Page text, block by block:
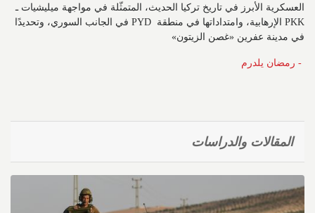
العسكرية الأبرز في تاريخ تركيا الحديث، المتمثّلة في مواجهة ميليشيات ـ
PKK الإرهابية، وامتداداتها في منطقة PYD في الجانب السوري، وتحديدًا
في مدينة عفرين «غصن الزيتون»
- رمضان يلدرم
المقالات والدراسات